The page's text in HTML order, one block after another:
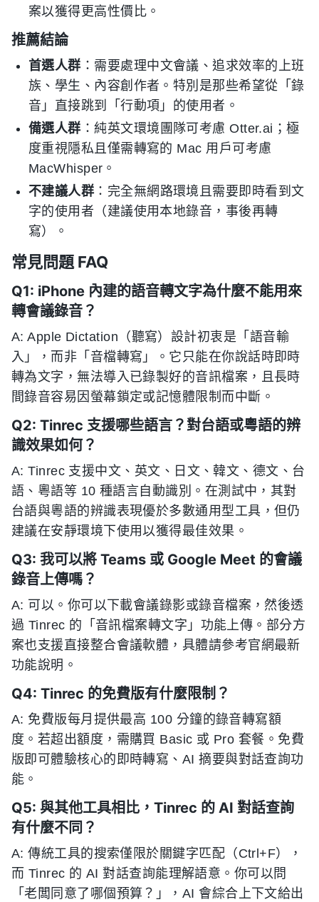
案以獲得更高性價比。
推薦結論
首選人群 ：需要處理中文會議、追求效率的上班
族、學生、內容創作者。特別是那些希望從「錄
音」直接跳到「行動項」的使用者。
備選人群 ：純英文環境團隊可考慮 Otter.ai；極
度重視隱私且僅需轉寫的 Mac 用戶可考慮
MacWhisper。
不建議人群 ：完全無網路環境且需要即時看到文
字的使用者（建議使用本地錄音，事後再轉
寫）。
常見問題 FAQ
Q1: iPhone 內建的語音轉文字為什麼不能用來
轉會議錄音？
A: Apple Dictation（聽寫）設計初衷是「語音輸
入」，而非「音檔轉寫」。它只能在你說話時即時
轉為文字，無法導入已錄製好的音訊檔案，且長時
間錄音容易因螢幕鎖定或記憶體限制而中斷。
Q2: Tinrec 支援哪些語言？對台語或粵語的辨
識效果如何？
A: Tinrec 支援中文、英文、日文、韓文、德文、台
語、粵語等 10 種語言自動識別。在測試中，其對
台語與粵語的辨識表現優於多數通用型工具，但仍
建議在安靜環境下使用以獲得最佳效果。
Q3: 我可以將 Teams 或 Google Meet 的會議
錄音上傳嗎？
A: 可以。你可以下載會議錄影或錄音檔案，然後透
過 Tinrec 的「音訊檔案轉文字」功能上傳。部分方
案也支援直接整合會議軟體，具體請參考官網最新
功能說明。
Q4: Tinrec 的免費版有什麼限制？
A: 免費版每月提供最高 100 分鐘的錄音轉寫額
度。若超出額度，需購買 Basic 或 Pro 套餐。免費
版即可體驗核心的即時轉寫、AI 摘要與對話查詢功
能。
Q5: 與其他工具相比，Tinrec 的 AI 對話查詢
有什麼不同？
A: 傳統工具的搜索僅限於關鍵字匹配（Ctrl+F），
而 Tinrec 的 AI 對話查詢能理解語意。你可以問
「老闆同意了哪個預算？」，AI 會綜合上下文給出